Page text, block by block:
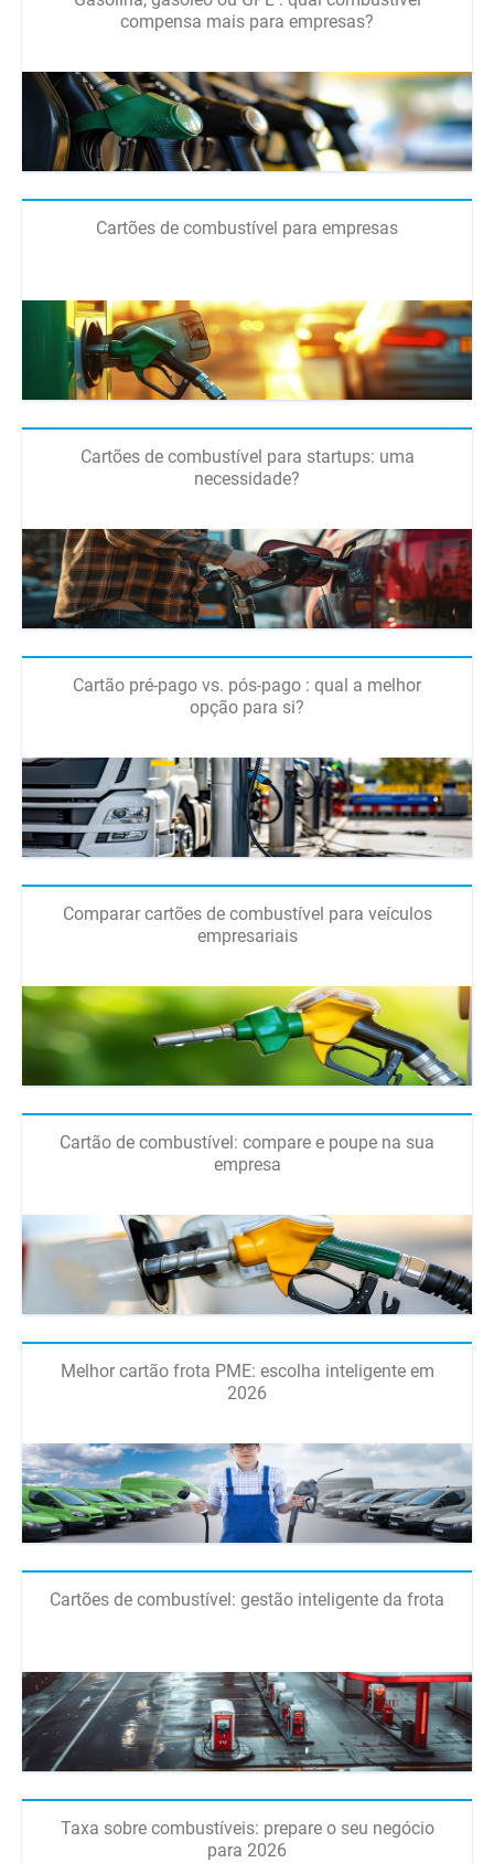
compensa mais para empresas?
Cartões de combustível para empresas
Cartões de combustível para startups: uma
necessidade?
Cartão pré-pago vs. pós-pago : qual a melhor
opção para si?
Comparar cartões de combustível para veículos
empresariais
Cartão de combustível: compare e poupe na sua
empresa
Melhor cartão frota PME: escolha inteligente em
2026
Cartões de combustível: gestão inteligente da frota
Taxa sobre combustíveis: prepare o seu negócio
para 2026